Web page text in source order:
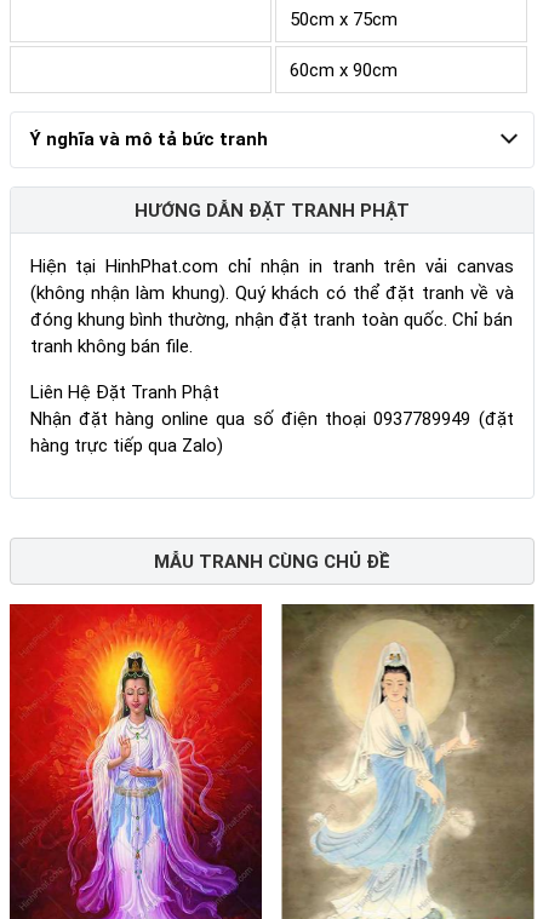
50cm x 75cm
60cm x 90cm
Ý nghĩa và mô tả bức tranh
HƯỚNG DẪN ĐẶT TRANH PHẬT
Hiện tại HinhPhat.com chỉ nhận in tranh trên vải canvas
(không nhận làm khung). Quý khách có thể đặt tranh về và
đóng khung bình thường, nhận đặt tranh toàn quốc. Chỉ bán
tranh không bán file.
Liên Hệ Đặt Tranh Phật
Nhận đặt hàng online qua số điện thoại 0937789949 (đặt
hàng trực tiếp qua Zalo)
MẪU TRANH CÙNG CHỦ ĐỀ